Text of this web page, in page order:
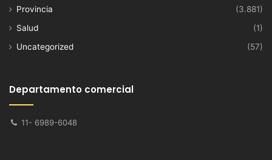
Provincia
(3.881)
Salud
(1)
Uncategorized
(57)
Departamento comercial
11- 6989-6048